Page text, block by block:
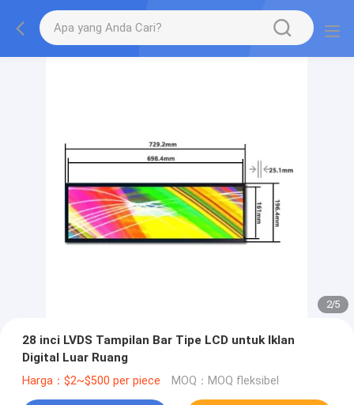
2/5
28 inci LVDS Tampilan Bar Tipe LCD untuk Iklan
Digital Luar Ruang
Harga：$2~$500 per piece MOQ：MOQ fleksibel